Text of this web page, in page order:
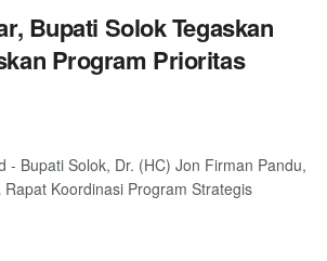
Bupati Solok Tegaskan
Program Prioritas
- Bupati Solok, Dr. (HC) Jon Firman Pandu,
Koordinasi Program Strategis